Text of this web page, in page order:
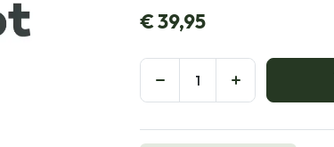
€39,95